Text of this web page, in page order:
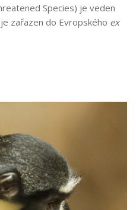
Species) je veden
zařazen do Evropského ex